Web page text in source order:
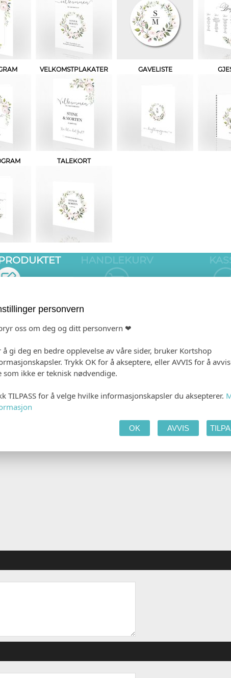
VELKOMSTPLAKATER GAVELISTE
TALEKORT
HANDLEKURV
(+kr 5,00)
personvern
oss om deg og ditt personvern ❤
å gi deg en bedre opplevelse av våre sider, bruker Kortshop
Trykk OK for å akseptere, eller AVVIS for å
som ikke er teknisk nødvendige.
TILPASS for å velge hvilke informasjonskapsler du aksepterer.
OK AVVIS